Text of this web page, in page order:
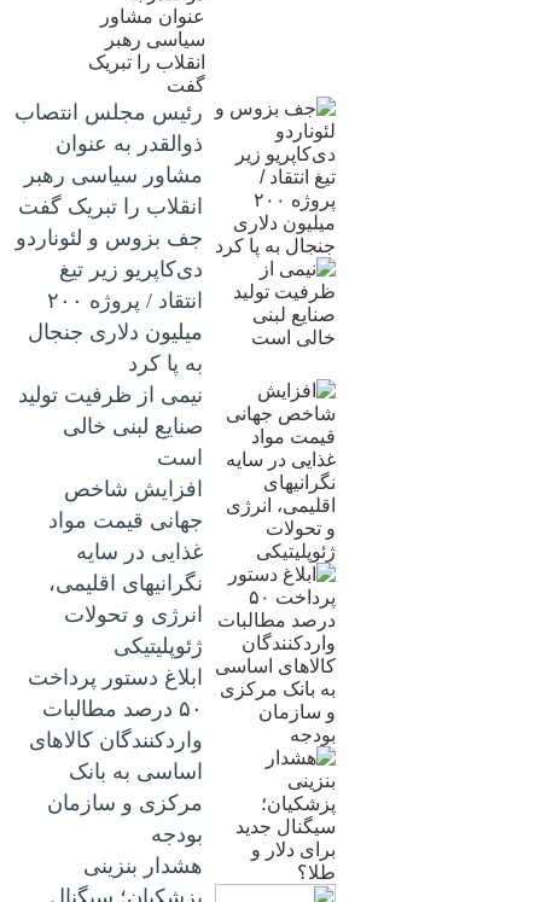
رئیس مجلس انتصاب
ذوالقدر به عنوان
مشاور سیاسی رهبر
انقلاب را تبریک گفت
جف بزوس و لئوناردو
دی‌کاپریو زیر تیغ
انتقاد / پروژه ۲۰۰
میلیون دلاری جنجال
به پا کرد
نیمی از ظرفیت تولید
صنایع لبنی خالی
است
افزایش شاخص
جهانی قیمت مواد
غذایی در سایه
نگرانیهای اقلیمی،
انرژی و تحولات
ژئوپلیتیکی
ابلاغ دستور پرداخت
۵۰ درصد مطالبات
واردکنندگان کالاهای
اساسی به بانک
مرکزی و سازمان
بودجه
هشدار بنزینی
پزشکیان؛ سیگنال